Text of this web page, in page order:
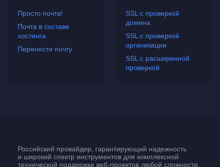
Просто почта!
Почта в составе
хостинга
Перенести почту
SSL с проверкой
домена
SSL с проверкой
организации
SSL с расширенной
проверкой
Российский провайдер, гарантирующий надежность
и широкий спектр инструментов для комплексной
технической поддержки веб-проектов любой сложности.